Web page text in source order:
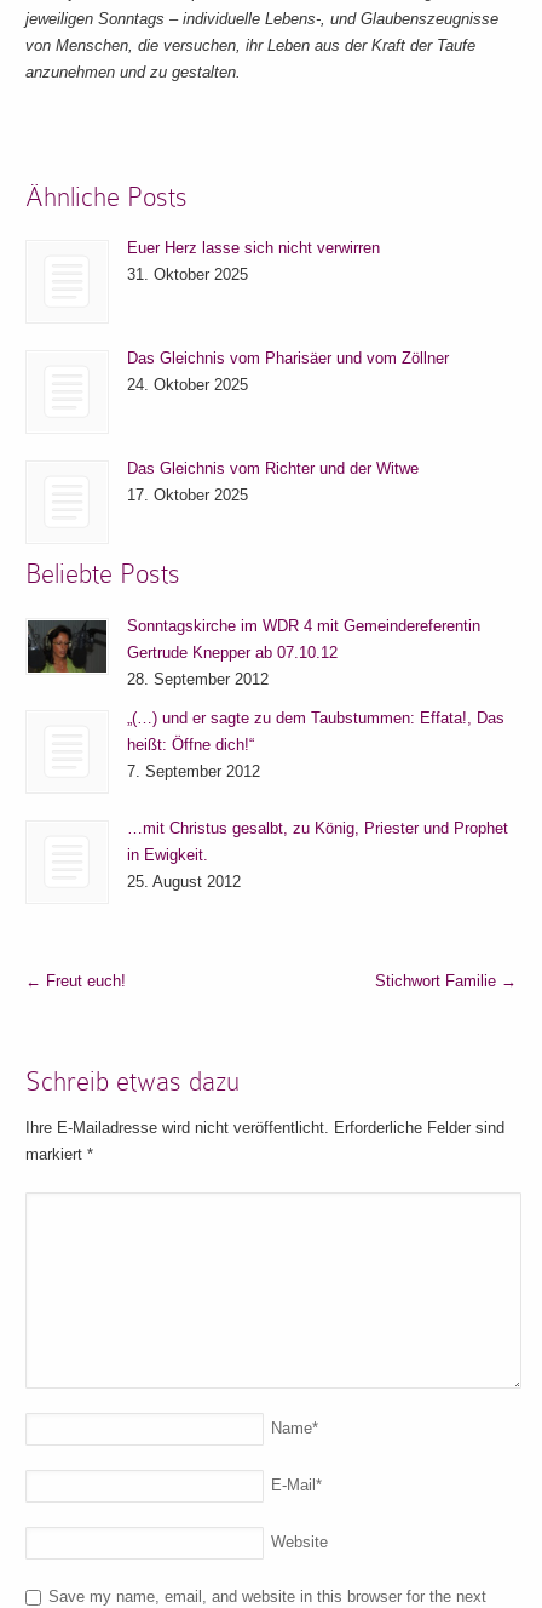
jeweiligen Sonntags – individuelle Lebens-, und Glaubenszeugnisse
von Menschen, die versuchen, ihr Leben aus der Kraft der Taufe
anzunehmen und zu gestalten.
Ähnliche Posts
Euer Herz lasse sich nicht verwirren
31. Oktober 2025
Das Gleichnis vom Pharisäer und vom Zöllner
24. Oktober 2025
Das Gleichnis vom Richter und der Witwe
17. Oktober 2025
Beliebte Posts
Sonntagskirche im WDR 4 mit Gemeindereferentin
Gertrude Knepper ab 07.10.12
28. September 2012
„(…) und er sagte zu dem Taubstummen: Effata!, Das
heißt: Öffne dich!“
7. September 2012
…mit Christus gesalbt, zu König, Priester und Prophet
in Ewigkeit.
25. August 2012
← Freut euch! Stichwort Familie →
Schreib etwas dazu
Ihre E-Mailadresse wird nicht veröffentlicht. Erforderliche Felder sind
markiert*
Name*
E-Mail*
Website
Save my name, email, and website in this browser for the next